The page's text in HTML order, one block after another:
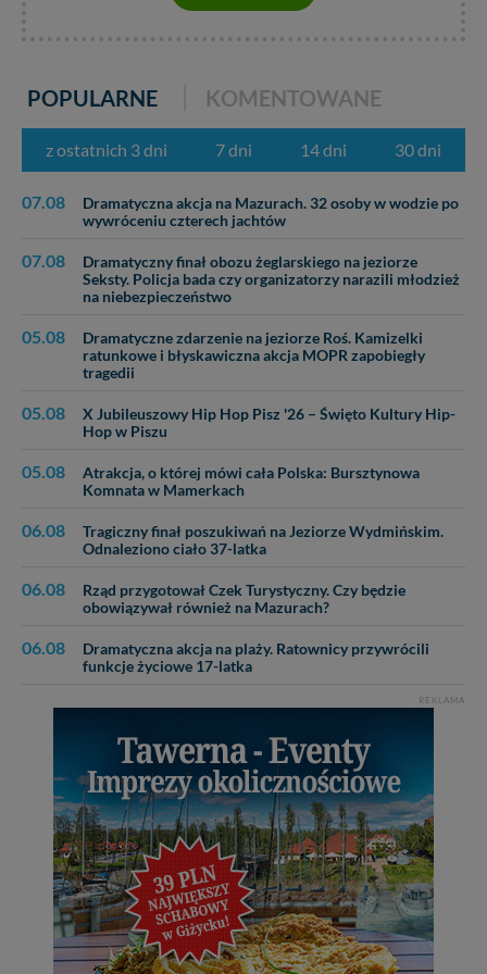
POPULARNE KOMENTOWANE
z ostatnich 3 dni 7 dni 14 dni 30 dni
07.08
Dramatyczna akcja na Mazurach. 32 osoby w wodzie po
wywróceniu czterech jachtów
07.08
Dramatyczny finał obozu żeglarskiego na jeziorze
Seksty. Policja bada czy organizatorzy narazili młodzież
na niebezpieczeństwo
05.08
Dramatyczne zdarzenie na jeziorze Roś. Kamizelki
ratunkowe i błyskawiczna akcja MOPR zapobiegły
tragedii
05.08
X Jubileuszowy Hip Hop Pisz '26 – Święto Kultury Hip-
Hop w Piszu
05.08
Atrakcja, o której mówi cała Polska: Bursztynowa
Komnata w Mamerkach
06.08
Tragiczny finał poszukiwań na Jeziorze Wydmińskim.
Odnaleziono ciało 37-latka
06.08
Rząd przygotował Czek Turystyczny. Czy będzie
obowiązywał również na Mazurach?
06.08
Dramatyczna akcja na plaży. Ratownicy przywrócili
funkcje życiowe 17-latka
REKLAMA